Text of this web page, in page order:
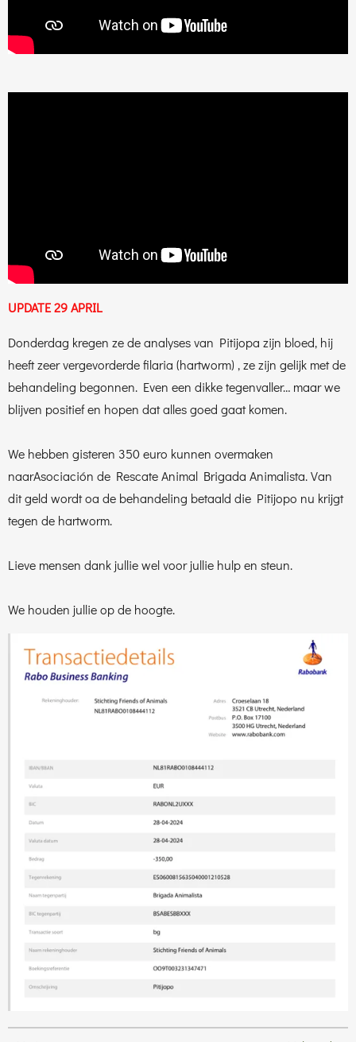
UPDATE 29 APRIL
Donderdag kregen ze de analyses van Pitijopa zijn bloed, hij
heeft zeer vergevorderde filaria (hartworm) , ze zijn gelijk met de
behandeling begonnen. Even een dikke tegenvaller… maar we
blijven positief en hopen dat alles goed gaat komen.
We hebben gisteren 350 euro kunnen overmaken
naarAsociación de Rescate Animal Brigada Animalista. Van
dit geld wordt oa de behandeling betaald die Pitijopo nu krijgt
tegen de hartworm.
Lieve mensen dank jullie wel voor jullie hulp en steun.
We houden jullie op de hoogte.